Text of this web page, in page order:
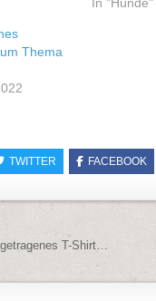
Thema
TWITTER FACEBOOK
T-Shirt…